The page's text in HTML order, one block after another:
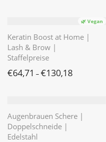
🌿 Vegan
Keratin Boost at Home |
Lash & Brow |
Staffelpreise
€64,71 – €130,18
Augenbrauen Schere |
Doppelschneide |
Edelstahl